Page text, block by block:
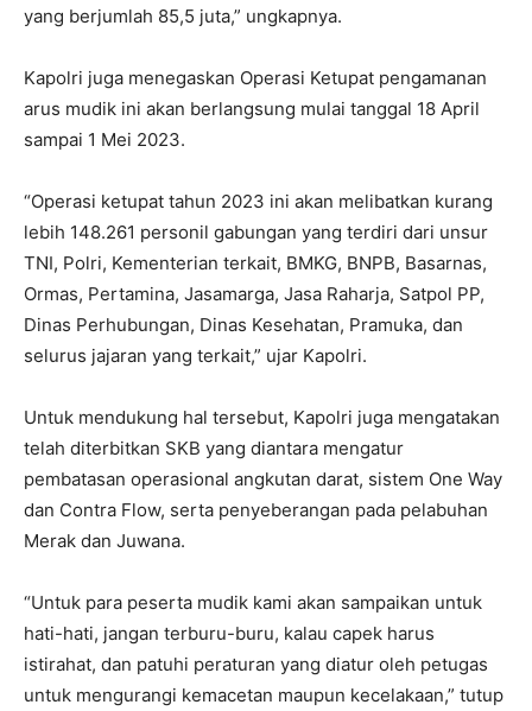
yang berjumlah 85,5 juta,” ungkapnya.
Kapolri juga menegaskan Operasi Ketupat pengamanan
arus mudik ini akan berlangsung mulai tanggal 18 April
sampai 1 Mei 2023.
“Operasi ketupat tahun 2023 ini akan melibatkan kurang
lebih 148.261 personil gabungan yang terdiri dari unsur
TNI, Polri, Kementerian terkait, BMKG, BNPB, Basarnas,
Ormas, Pertamina, Jasamarga, Jasa Raharja, Satpol PP,
Dinas Perhubungan, Dinas Kesehatan, Pramuka, dan
selurus jajaran yang terkait,” ujar Kapolri.
Untuk mendukung hal tersebut, Kapolri juga mengatakan
telah diterbitkan SKB yang diantara mengatur
pembatasan operasional angkutan darat, sistem One Way
dan Contra Flow, serta penyeberangan pada pelabuhan
Merak dan Juwana.
“Untuk para peserta mudik kami akan sampaikan untuk
hati-hati, jangan terburu-buru, kalau capek harus
istirahat, dan patuhi peraturan yang diatur oleh petugas
untuk mengurangi kemacetan maupun kecelakaan,” tutup